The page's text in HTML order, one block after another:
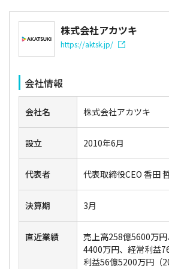
株式会社アカツキ
https://aktsk.jp/
会社情報
会社名 株式会社アカツキ
設立 2010年6月
代表者 代表取締役CEO 香田
決算期 3月
直近業績
売上高258億5600万
4400万円、経常利益
利益56億5200万円（